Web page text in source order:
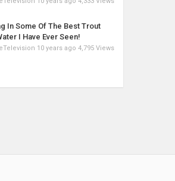
In Some Of The Best Trout
I Have Ever Seen!
10 years ago 4,795 Views